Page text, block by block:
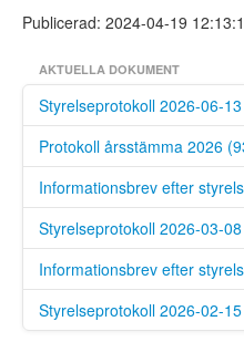
Arbets/trivselgrupp
Väg/trafikinformation
Dokument
Publicerad: 2024-04-19
AKTUELLA DOKUMENT
Styrelseprotokoll 2026-06-
Protokoll årsstämma 2026
Informationsbrev efter
Styrelseprotokoll 2026-03-
Informationsbrev efter
Styrelseprotokoll 2026-02-